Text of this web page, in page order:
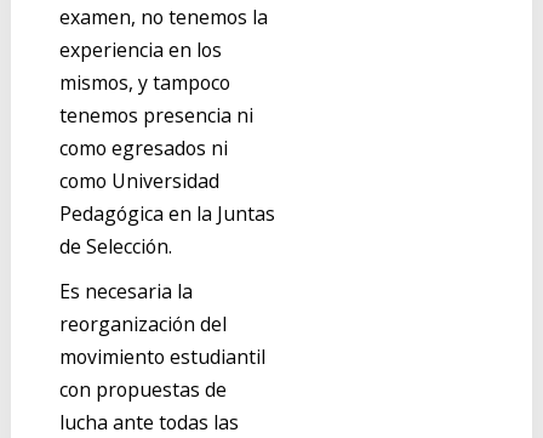
examen, no tenemos la
experiencia en los
mismos, y tampoco
tenemos presencia ni
como egresados ni
como Universidad
Pedagógica en la Juntas
de Selección.
Es necesaria la
reorganización del
movimiento estudiantil
con propuestas de
lucha ante todas las